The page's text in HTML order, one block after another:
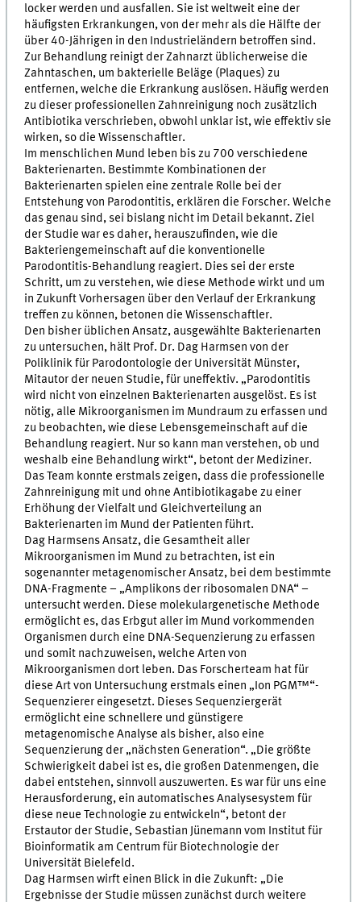
locker werden und ausfallen. Sie ist weltweit eine der
häufigsten Erkrankungen, von der mehr als die Hälfte der
über 40-Jährigen in den Industrieländern betroffen sind.
Zur Behandlung reinigt der Zahnarzt üblicherweise die
Zahntaschen, um bakterielle Beläge (Plaques) zu
entfernen, welche die Erkrankung auslösen. Häufig werden
zu dieser professionellen Zahnreinigung noch zusätzlich
Antibiotika verschrieben, obwohl unklar ist, wie effektiv sie
wirken, so die Wissenschaftler.
Im menschlichen Mund leben bis zu 700 verschiedene
Bakterienarten. Bestimmte Kombinationen der
Bakterienarten spielen eine zentrale Rolle bei der
Entstehung von Parodontitis, erklären die Forscher. Welche
das genau sind, sei bislang nicht im Detail bekannt. Ziel
der Studie war es daher, herauszufinden, wie die
Bakteriengemeinschaft auf die konventionelle
Parodontitis-Behandlung reagiert. Dies sei der erste
Schritt, um zu verstehen, wie diese Methode wirkt und um
in Zukunft Vorhersagen über den Verlauf der Erkrankung
treffen zu können, betonen die Wissenschaftler.
Den bisher üblichen Ansatz, ausgewählte Bakterienarten
zu untersuchen, hält Prof. Dr. Dag Harmsen von der
Poliklinik für Parodontologie der Universität Münster,
Mitautor der neuen Studie, für uneffektiv. „Parodontitis
wird nicht von einzelnen Bakterienarten ausgelöst. Es ist
nötig, alle Mikroorganismen im Mundraum zu erfassen und
zu beobachten, wie diese Lebensgemeinschaft auf die
Behandlung reagiert. Nur so kann man verstehen, ob und
weshalb eine Behandlung wirkt“, betont der Mediziner.
Das Team konnte erstmals zeigen, dass die professionelle
Zahnreinigung mit und ohne Antibiotikagabe zu einer
Erhöhung der Vielfalt und Gleichverteilung an
Bakterienarten im Mund der Patienten führt.
Dag Harmsens Ansatz, die Gesamtheit aller
Mikroorganismen im Mund zu betrachten, ist ein
sogenannter metagenomischer Ansatz, bei dem bestimmte
DNA-Fragmente – „Amplikons der ribosomalen DNA“ –
untersucht werden. Diese molekulargenetische Methode
ermöglicht es, das Erbgut aller im Mund vorkommenden
Organismen durch eine DNA-Sequenzierung zu erfassen
und somit nachzuweisen, welche Arten von
Mikroorganismen dort leben. Das Forscherteam hat für
diese Art von Untersuchung erstmals einen „Ion PGM™“-
Sequenzierer eingesetzt. Dieses Sequenziergerät
ermöglicht eine schnellere und günstigere
metagenomische Analyse als bisher, also eine
Sequenzierung der „nächsten Generation“. „Die größte
Schwierigkeit dabei ist es, die großen Datenmengen, die
dabei entstehen, sinnvoll auszuwerten. Es war für uns eine
Herausforderung, ein automatisches Analysesystem für
diese neue Technologie zu entwickeln“, betont der
Erstautor der Studie, Sebastian Jünemann vom Institut für
Bioinformatik am Centrum für Biotechnologie der
Universität Bielefeld.
Dag Harmsen wirft einen Blick in die Zukunft: „Die
Ergebnisse der Studie müssen zunächst durch weitere